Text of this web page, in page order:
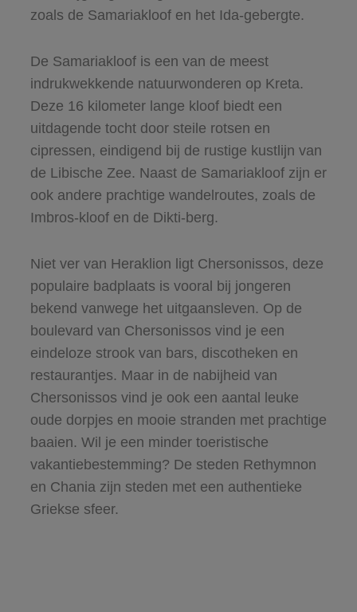
zoals de Samariakloof en het Ida-gebergte.
De Samariakloof is een van de meest
indrukwekkende natuurwonderen op Kreta.
Deze 16 kilometer lange kloof biedt een
uitdagende tocht door steile rotsen en
cipressen, eindigend bij de rustige kustlijn van
de Libische Zee. Naast de Samariakloof zijn er
ook andere prachtige wandelroutes, zoals de
Imbros-kloof en de Dikti-berg.
Niet ver van Heraklion ligt Chersonissos, deze
populaire badplaats is vooral bij jongeren
bekend vanwege het uitgaansleven. Op de
boulevard van Chersonissos vind je een
eindeloze strook van bars, discotheken en
restaurantjes. Maar in de nabijheid van
Chersonissos vind je ook een aantal leuke
oude dorpjes en mooie stranden met prachtige
baaien. Wil je een minder toeristische
vakantiebestemming? De steden Rethymnon
en Chania zijn steden met een authentieke
Griekse sfeer.